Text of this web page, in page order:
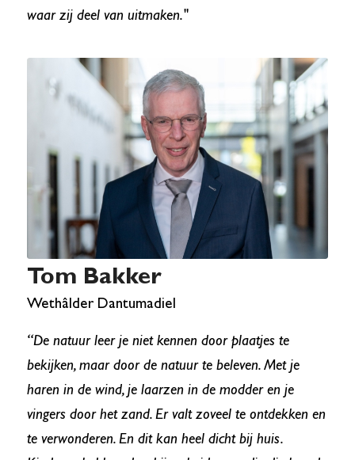
waar zij deel van uitmaken."
Tom Bakker
Wethâlder Dantumadiel
“De natuur leer je niet kennen door plaatjes te
bekijken, maar door de natuur te beleven. Met je
haren in de wind, je laarzen in de modder en je
vingers door het zand. Er valt zoveel te ontdekken en
te verwonderen. En dit kan heel dicht bij huis.